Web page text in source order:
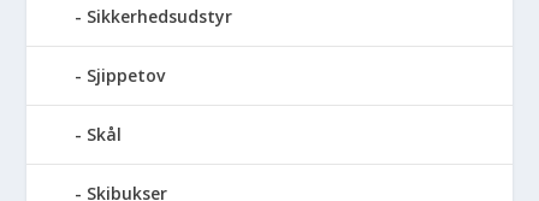
Sikkerhedsudstyr
Sjippetov
Skål
Skibukser